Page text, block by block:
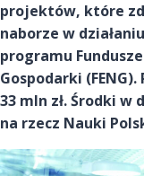
projektów, które
naborze w
programu
Gospodarki
33 mln zł. Środki w
na rzecz Nauki